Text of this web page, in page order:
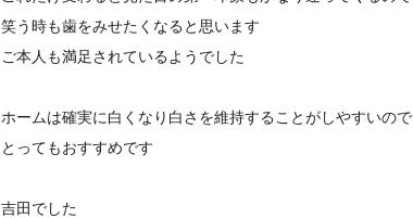
笑う時も歯をみせたくなると思います
ご本人も満足されているようでした
ホームは確実に白くなり白さを維持することがしやすいので
とってもおすすめです
吉田でした